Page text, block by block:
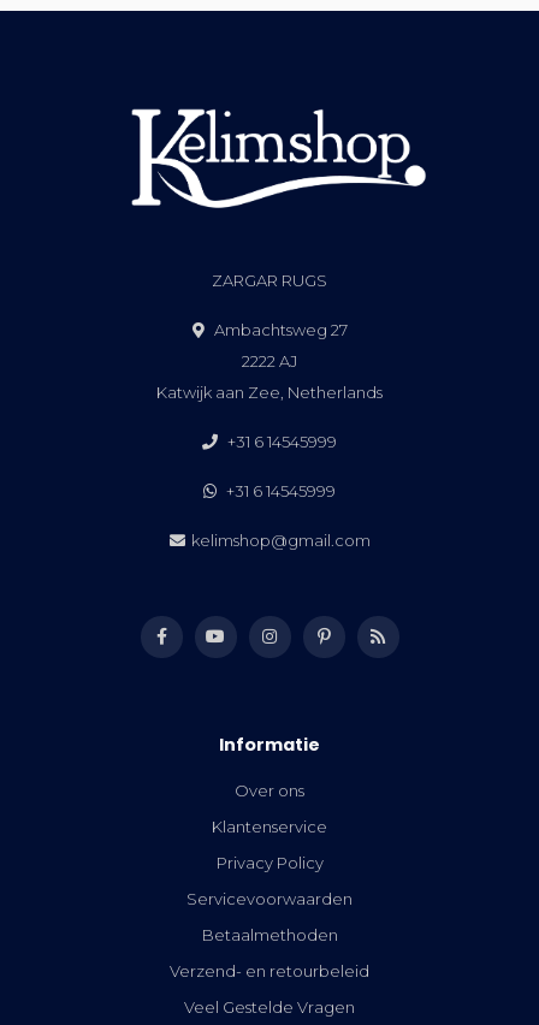
ZARGAR RUGS
Ambachtsweg 27
2222 AJ
Katwijk aan Zee, Netherlands
+31 6 14545999
+31 6 14545999
kelimshop@gmail.com
Informatie
Over ons
Klantenservice
Privacy Policy
Servicevoorwaarden
Betaalmethoden
Verzend- en retourbeleid
Veel Gestelde Vragen